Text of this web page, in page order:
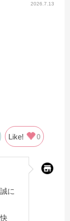
2026.7.13
Like! 0
に